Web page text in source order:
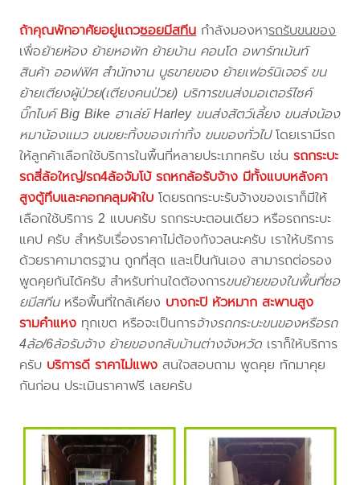
ถ้าคุณพักอาศัยอยู่แถวซอยมีสทีนกำลังมองหารถรับขนของ
เพื่อย้ายห้อง ย้ายหอพัก ย้ายบ้าน คอนโด อพาร์ทเม้นท์
สินค้า ออฟฟิศ สำนักงาน บูธขายของ ย้ายเฟอร์นิเจอร์ ขน
ย้ายเตียงผู้ป่วย(เตียงคนป่วย) บริการขนส่งมอเตอร์ไซค์
บิ๊กไบค์ Big Bike ฮาเล่ย์ Harley ขนส่งสัตว์เลี้ยง ขนส่งน้อง
หมาน้องแมว ขนขยะทิ้งของเก่าทิ้ง ขนของทั่วไปโดยเรามีรถ
ให้ลูกค้าเลือกใช้บริการในพื้นที่หลายประเภทครับ เช่นรถกระบะ
รถสี่ล้อใหญ่/รถ4ล้อจัมโบ้ รถหกล้อรับจ้าง มีทั้งแบบหลังคา
สูงตู้ทึบและคอกคลุมผ้าใบ โดยรถกระบะรับจ้างของเราก็มีให้
เลือกใช้บริการ 2 แบบครับ รถกระบะตอนเดียว หรือรถกระบะ
แคป ครับ สำหรับเรื่องราคาไม่ต้องกังวลนะครับ เราให้บริการ
ด้วยราคามาตรฐาน ถูกที่สุด และเป็นกันเอง สามารถต่อรอง
พูดคุยกันได้ครับ สำหรับท่านใดต้องการขนย้ายของในพื้นที่ซอ
ยมีสทีนหรือพื้นที่ใกล้เคียง บางกะปิ หัวหมาก สะพานสูง
รามคำแหง ทุกเขต หรือจะเป็นการจ้างรถกระบะขนของหรือรถ
4ล้อ/6ล้อรับจ้าง ย้ายของกลับบ้านต่างจังหวัด เราก็ให้บริการ
ครับ บริการดี ราคาไม่แพง สนใจสอบถาม พูดคุย ทักมาคุย
กันก่อน ประเมินราคาฟรี เลยครับ